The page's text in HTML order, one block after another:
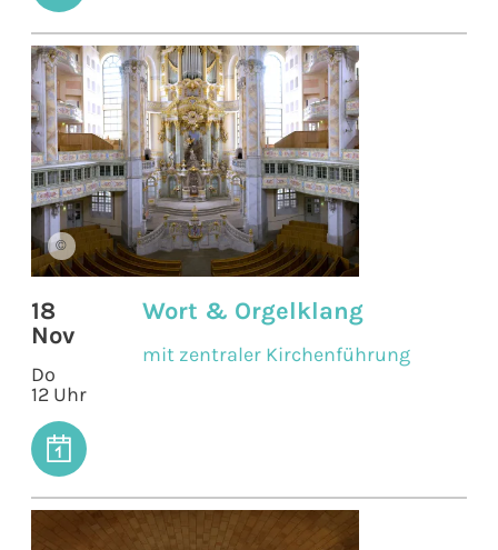
©
18
Nov
Do
12 Uhr
Wort & Orgelklang
mit zentraler Kirchenführung